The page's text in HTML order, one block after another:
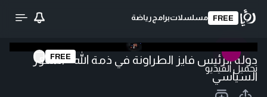
FREE مسلسلاتبرامج رياضة
تحميل الفيديو
FREE
دولة الرئيس فايز الطراونة في ذمة الله - المحور
السياسي